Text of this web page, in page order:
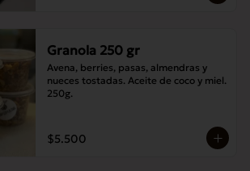
Granola 250 gr
Avena, berries, pasas, almendras y
nueces tostadas. Aceite de coco y miel.
250g.
$5.500